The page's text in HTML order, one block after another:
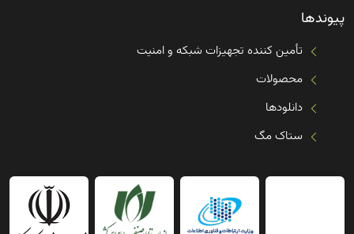
پیوندها
تأمین کننده تجهیزات شبکه و امنیت
محصولات
دانلودها
ستاک مگ